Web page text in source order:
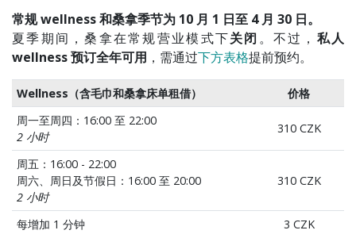
常规 wellness 和桑拿季节为 10 月 1 日至 4 月 30 日。
夏季期间，桑拿在常规营业模式下关闭 。不过， 私人
wellness 预订全年可用 ，需通过下方表格提前预约。
Wellness（含毛巾和桑拿床单租借）
价格
周一至周四：16:00 至 22:00
2 小时
310 CZK
周五：16:00 - 22:00
周六、周日及节假日：16:00 至 20:00
2 小时
310 CZK
每增加 1 分钟
3 CZK